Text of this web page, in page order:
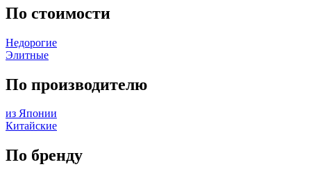
По стоимости
Недорогие
Элитные
По производителю
из Японии
Китайские
По бренду